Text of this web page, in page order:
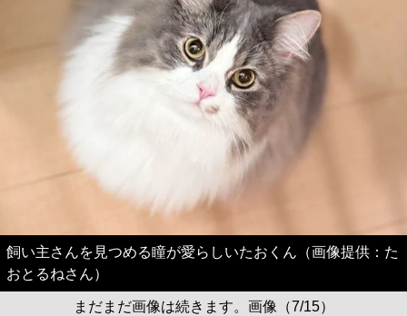
飼い主さんを見つめる瞳が愛らしいたおくん（画像提供：た
おとるねさん）
まだまだ画像は続きます。画像（7/15）